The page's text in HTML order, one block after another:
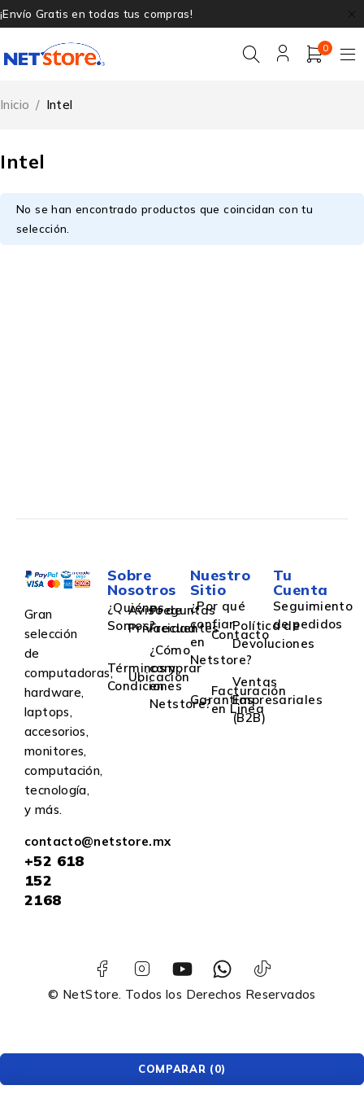
¡Envío Gratis en todas tus compras!
0
Intel
Inicio / Intel
No se han encontrado productos que coincidan con tu
selección.
Gran
selección
de
computadoras,
hardware,
laptops,
accesorios,
monitores,
computación,
tecnología,
y más.
contacto@netstore.mx
+52 618
152
2168
Sobre
Nosotros
¿Quiénes
Somos?
Aviso de
Privacidad
Preguntas
Frecuentes
Términos y
Condiciones
Ubicación
¿Cómo
comprar
en
Netstore?
Nuestro
Sitio
¿Por qué
confiar
en
Netstore?
Contacto
Política de
Devoluciones
Garantías
Facturación
en Linea
Ventas
Empresariales
(B2B)
Tu
Cuenta
Seguimiento
de pedidos
© NetStore. Todos los Derechos Reservados
COMPARAR (0)